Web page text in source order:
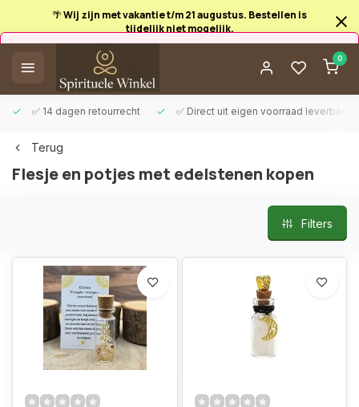
🌴 Wij zijn met vakantie t/m 21 augustus. Bestellen is
tijdelijk niet mogelijk.
0
✅ 14 dagen retourrecht ✅ Direct uit eigen voorraad leverbaar
Afrekenen is uitgeschakeld.
Terug
Flesje en potjes met edelstenen kopen
Filters